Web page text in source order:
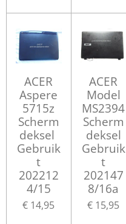
ACER
Aspere
5715z
Scherm
deksel
Gebruik
t
202212
4/15
€ 14,95
ACER
Model
MS2394
Scherm
deksel
Gebruik
t
202147
8/16a
€ 15,95